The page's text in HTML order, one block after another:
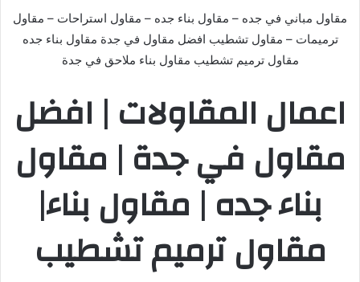
مقاول مباني في جده – مقاول بناء جده – مقاول استراحات – مقاول
ترميمات – مقاول تشطيب افضل مقاول في جدة مقاول بناء جده
مقاول ترميم تشطيب مقاول بناء ملاحق في جدة
اعمال المقاولات | افضل
مقاول في جدة | مقاول
بناء جده | مقاول بناء|
مقاول ترميم تشطيب